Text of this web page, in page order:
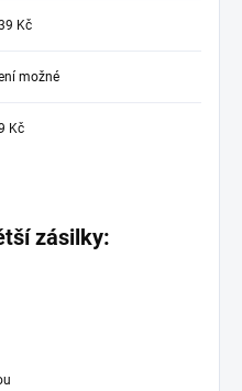
Kč
možné
Kč
zásilky: